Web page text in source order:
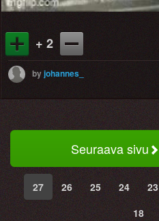
+ 2
byjohannes_
Seuraava sivu
27 26 25 24 23
18